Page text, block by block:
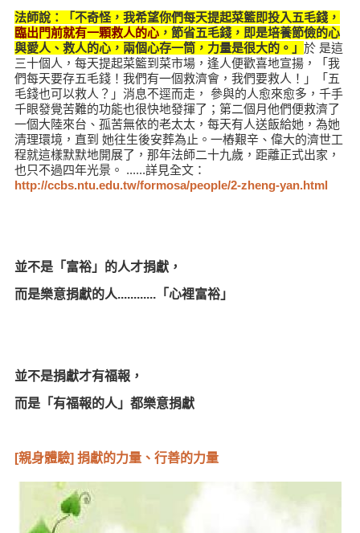
法師說：「不奇怪，我希望你們每天提起菜籃即投入五毛錢，
臨出門前就有一顆救人的心，節省五毛錢，即是培養節儉的心
與愛人、救人的心，兩個心存一筒，力量是很大的。」 於 是這
三十個人，每天提起菜籃到菜市場，逢人便歡喜地宣揚，「我
們每天要存五毛錢！我們有一個救濟會，我們要救人！」「五
毛錢也可以救人？」消息不逕而走， 參與的人愈來愈多，千手
千眼發覺苦難的功能也很快地發揮了；第二個月他們便救濟了
一個大陸來台、孤苦無依的老太太，每天有人送飯給她，為她
清理環境，直到 她往生後安葬為止。一樁艱辛、偉大的濟世工
程就這樣默默地開展了，那年法師二十九歲，距離正式出家，
也只不過四年光景。 ......詳見全文：
http://ccbs.ntu.edu.tw/formosa/people/2-zheng-yan.html
並不是「富裕」的人才捐獻，
而是樂意捐獻的人............「心裡富裕」
並不是捐獻才有福報，
而是「有福報的人」都樂意捐獻
[親身體驗] 捐獻的力量、行善的力量